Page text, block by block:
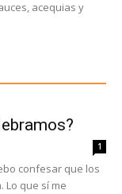
acequias y
1
confesar que los
Lo que sí me